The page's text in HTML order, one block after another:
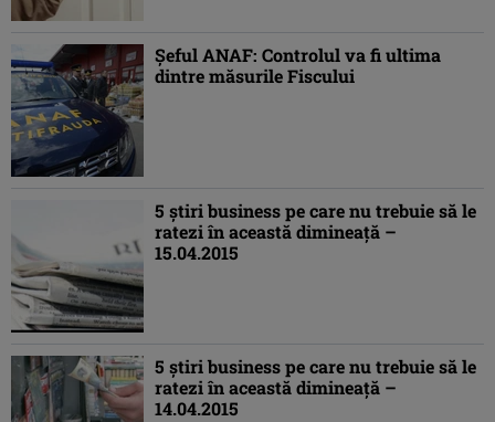
Şeful ANAF: Controlul va fi ultima
dintre măsurile Fiscului
5 ştiri business pe care nu trebuie să le
ratezi în această dimineaţă –
15.04.2015
5 ştiri business pe care nu trebuie să le
ratezi în această dimineaţă –
14.04.2015